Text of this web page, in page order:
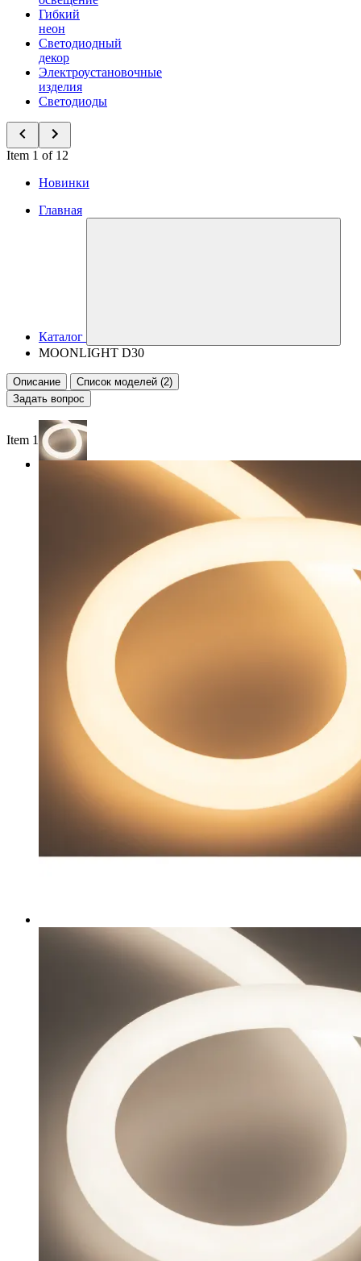
Гибкий
неон
Светодиодный
декор
Электроустановочные
изделия
Светодиоды
Item 1 of 12
Новинки
Главная
Каталог
MOONLIGHT D30
Описание
Список моделей (2)
Задать вопрос
Item 1 of 2